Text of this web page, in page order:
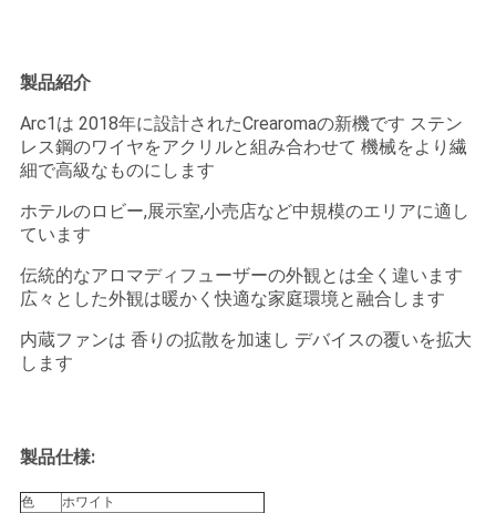
達
連
絡
し
な
い
製品紹介
Arc1は 2018年に設計されたCrearomaの新機です ステン
レス鋼のワイヤをアクリルと組み合わせて 機械をより繊
細で高級なものにします
ホテルのロビー,展示室,小売店など中規模のエリアに適し
ています
伝統的なアロマディフューザーの外観とは全く違います
広々とした外観は暖かく快適な家庭環境と融合します
内蔵ファンは 香りの拡散を加速し デバイスの覆いを拡大
します
製品仕様:
色
ホワイト